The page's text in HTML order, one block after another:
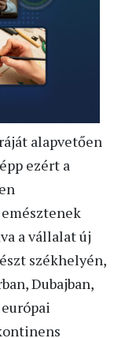
alapvetően
ezért a
a vállalat új
székhelyén,
Dubajban,